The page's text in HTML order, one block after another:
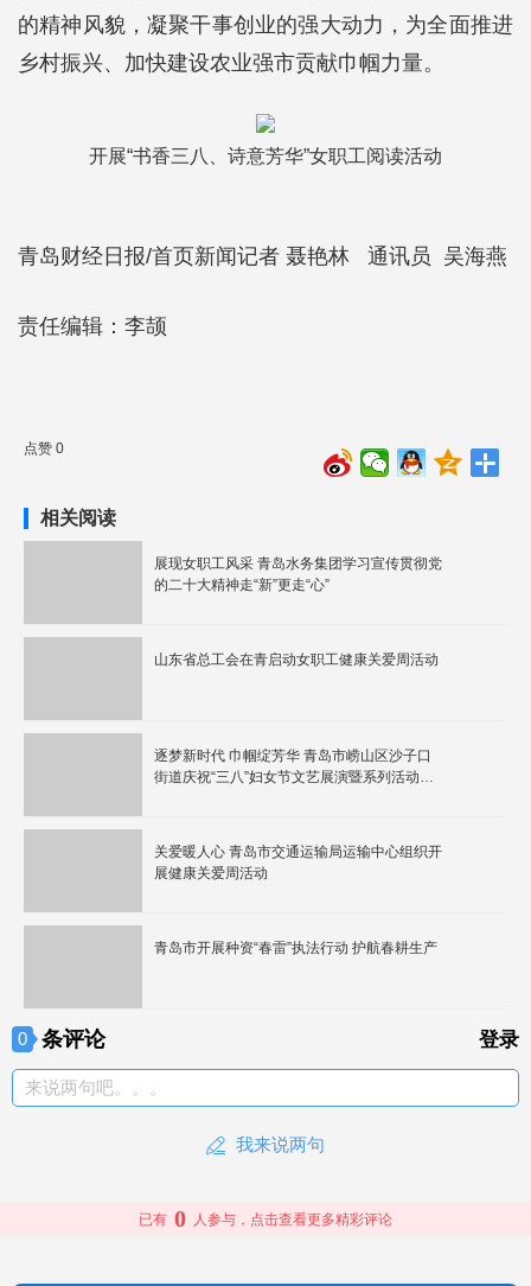
的精神风貌，凝聚干事创业的强大动力，为全面推进
乡村振兴、加快建设农业强市贡献巾帼力量。
开展“书香三八、诗意芳华”女职工阅读活动
青岛财经日报/首页新闻记者 聂艳林 通讯员 吴海燕
责任编辑：李颉
点赞 0
相关阅读
展现女职工风采 青岛水务集团学习宣传贯彻党
的二十大精神走“新”更走“心”
山东省总工会在青启动女职工健康关爱周活动
逐梦新时代 巾帼绽芳华 青岛市崂山区沙子口
街道庆祝“三八”妇女节文艺展演暨系列活动拉
关爱暖人心 青岛市交通运输局运输中心组织开
展健康关爱周活动
青岛市开展种资“春雷”执法行动 护航春耕生产
0 条评论 登录
来说两句吧。。。
我来说两句
已有 0 人参与，点击查看更多精彩评论